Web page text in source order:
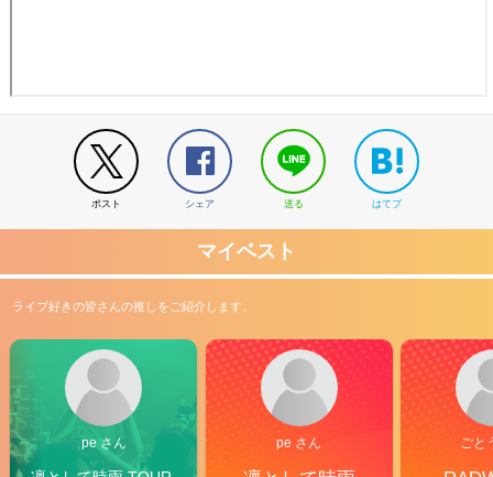
ポスト シェア 送る はてブ
マイベスト
ライブ好きの皆さんの推しをご紹介します。
pe さん pe さん ごと